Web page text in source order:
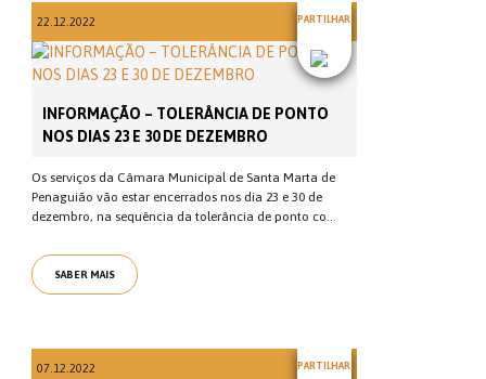
22.12.2022 PARTILHAR
INFORMAÇÃO – TOLERÂNCIA DE PONTO
NOS DIAS 23 E 30 DE DEZEMBRO
Os serviços da Câmara Municipal de Santa Marta de
Penaguião vão estar encerrados nos dia 23 e 30 de
dezembro, na sequência da tolerância de ponto co...
SABER MAIS
07.12.2022 PARTILHAR